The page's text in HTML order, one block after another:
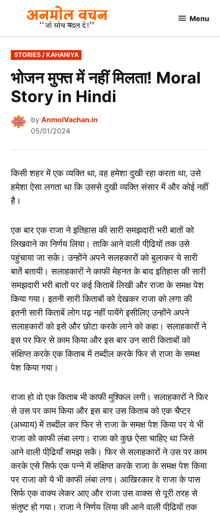
content
AnmolVachan.in
Menu
POSTED
IN
STORIES / KAHANIYA
भोजन मुफ्त में नहीं मिलता! Moral
Story in Hindi
by AnmolVachan.in
05/01/2024
किसी शहर में एक व्‍यक्ति था, वह हमेशा दुखी रहा करता था, उसे
हमेशा ऐसा लगता था कि उससे दुखी व्‍यक्ति संसार में और कोई नहीं
है।
एक बार एक राजा ने इतिहास की सारी समझदारी भरी बातों को
लिखवाने का निर्णय लिया। ताकि आने वाली पीढि़यों तक उसे
पहुंचाया जा सके। उन्‍होंने अपने सलहकारों को बुलाकर ये सारी
बातें बतायी। सलाहकारों ने काफी मेहनत के बाद इतिहास की सारी
समझदारी भरी बातों पर कई किताबें लिखी और राजा के समक्ष पेश
किया गया। इतनी सारी किताबों को देखकर राजा को लगा की
इतनी सारी किताबें लोग पढ़ नहीं पायेंगे इसीलिए उन्‍होंने अपने
सलाहकारों को इसे और छोटा करके लाने को कहा। सलाहकारों ने
इस पर फिर से काम किया और इस बार उन सारी किताबों को
संक्षिप्‍त करके एक किताब में तब्‍दील करके फिर से राजा के समक्ष
पेश किया गया।
राजा हो वो एक किताब भी काफी मुश्किल लगी। सलाहकारों ने फिर
से उस पर काम किया और इस बार उस किताब को एक चैप्‍टर
(अध्‍याय) में तब्‍दील कर फिर से राजा के समक्ष पेश किया पर ये भी
राजा को काफी लंबा लगा। राजा को कुछ ऐसा चाहिए था जिसे
आने वाली पीढि़यॉं समझ सकें। फिर से सलाहकारों ने उस पर काम
करके एसे सिर्फ एक पन्‍ने में संक्षिप्‍त करके राजा के समक्ष पेश किया
पर राजा को ये भी काफी लंबा लगा। आखिरकार वे राजा के पास
सिर्फ एक वाक्‍य लेकर आए और राजा उस वाक्‍स से पूरी तरह से
संतुष्‍ट हो गया। राजा ने निर्णय लिया की आने वाली पीढि़यों तक